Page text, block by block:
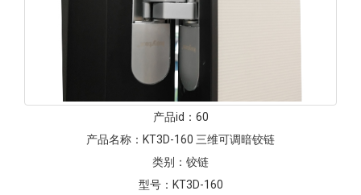
产品id： 60
产品名称： KT3D-160 三维可调暗铰链
类别： 铰链
型号： KT3D-160